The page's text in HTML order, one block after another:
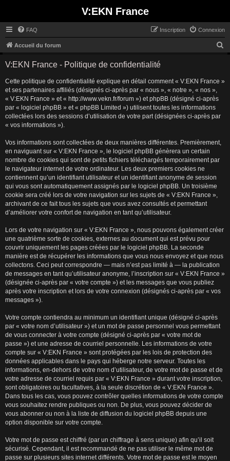
V:EKN France
FAQ Connexion
Inscription
Accueil du forum
V:EKN France - Politique de confidentialité
Cette politique de confidentialité explique en détail comment « V:EKN France »
et ses partenaires affiliés (désignés ci-après par « nous », « notre », « nos »,
« V:EKN France » et « http://www.vekn.fr/forum ») et phpBB (désigné ci-après
par « logiciel phpBB » et « phpBB Limited ») utilisent toutes les informations
collectées lors des sessions d’utilisation de votre part (désignées ci-après par
« vos informations »).
Vos informations sont collectées de deux manières différentes. Premièrement,
en naviguant sur « V:EKN France », le logiciel phpBB génèrera un certain
nombre de cookies qui sont de petits fichiers téléchargés temporairement par
le navigateur internet de votre ordinateur. Les deux premiers cookies ne
contiennent qu’un identifiant utilisateur et un identifiant anonyme de session
qui vous sont automatiquement assignés par le logiciel phpBB. Un troisième
cookie sera créé lors de votre navigation sur les sujets de « V:EKN France »,
archivant de ce fait tous les sujets que vous avez consultés et permettant
d’améliorer votre confort de navigation en tant qu’utilisateur.
Lors de votre navigation sur « V:EKN France », nous pouvons également créer
une quatrième sorte de cookies, externes au document qui est prévu pour
couvrir uniquement les pages créées par le logiciel phpBB. La seconde
manière est de récupérer les informations que vous nous envoyez et que nous
collectons. Ceci peut correspondre — mais n’est pas limité à — la publication
de messages en tant qu’utilisateur anonyme, l’inscription sur « V:EKN France »
(désignée ci-après par « votre compte ») et les messages que vous publiez
après votre inscription et lors de votre connexion (désignés ci-après par « vos
messages »).
Votre compte contiendra au minimum un identifiant unique (désigné ci-après
par « votre nom d’utilisateur ») et un mot de passe personnel vous permettant
de vous connecter à votre compte (désigné ci-après par « votre mot de
passe ») et une adresse de courriel personnelle. Les informations de votre
compte sur « V:EKN France » sont protégées par les lois de protection des
données applicables dans le pays qui héberge notre serveur. Toutes les
informations, en-dehors de votre nom d’utilisateur, de votre mot de passe et de
votre adresse de courriel requis par « V:EKN France » durant votre inscription,
sont obligatoires ou facultatives, à la seule discrétion de « V:EKN France ».
Dans tous les cas, vous pouvez contrôler quelles informations de votre compte
vous souhaitez rendre publiques ou non. De plus, vous pouvez décider de
vous abonner ou non à la liste de diffusion du logiciel phpBB depuis une
option disponible sur votre compte.
Votre mot de passe est chiffré (par un chiffrage à sens unique) afin qu’il soit
sécurisé. Cependant, il est recommandé de ne pas utiliser le même mot de
passe sur plusieurs sites internet différents. Votre mot de passe est le moyen